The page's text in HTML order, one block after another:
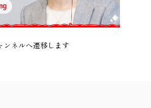
ネルへ遷移します